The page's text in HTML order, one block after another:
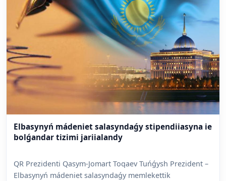
Elbasynyń mádeniet salasyndaǵy stipendiiasyna ie
bolǵandar tizimi jariialandy
QR Prezidenti Qasym-Jomart Toqaev Tuńǵysh Prezident –
Elbasynyń mádeniet salasyndaǵy memlekettik